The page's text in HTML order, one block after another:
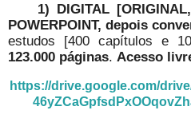
1) DIGITAL
POWERPOINT, depois
estudos [400 capítulos e
123.000 páginas. Acesso
https://drive.google.com/